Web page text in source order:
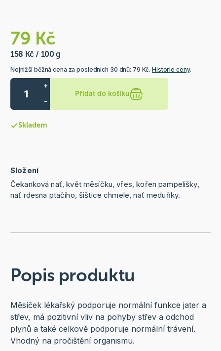
79 Kč
158 Kč / 100 g
Nejnižší běžná cena za posledních 30 dnů: 79 Kč.Historie ceny.
+
-
Přidat do košíku
Skladem
Složení
Čekanková nať, květ měsíčku, vřes, kořen pampelišky,
nať rdesna ptačího, šištice chmele, nať meduňky.
Popis produktu
Měsíček lékařský podporuje normální funkce jater a
střev, má pozitivní vliv na pohyby střev a odchod
plynů a také celkově podporuje normální trávení.
Vhodný na pročištění organismu.